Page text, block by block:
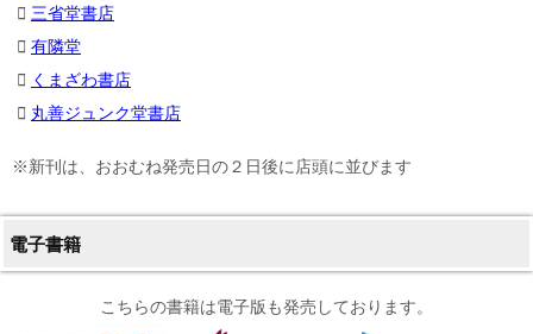
三省堂書店
有隣堂
くまざわ書店
丸善ジュンク堂書店
※新刊は、おおむね発売日の２日後に店頭に並びます
電子書籍
こちらの書籍は電子版も発売しております。